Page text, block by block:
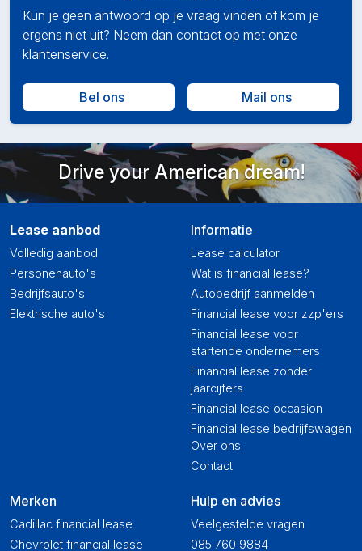
Kun je geen antwoord op je vraag vinden of kom je
ergens niet uit? Neem dan contact op met onze
klantenservice.
Bel ons Mail ons
Drive your American dream!
Lease aanbod
Volledig aanbod
Personenauto's
Bedrijfsauto's
Elektrische auto's
Merken
Cadillac financial lease
Chevrolet financial lease
Informatie
Lease calculator
Wat is financial lease?
Autobedrijf aanmelden
Financial lease voor zzp'ers
Financial lease voor
startende ondernemers
Financial lease zonder
jaarcijfers
Financial lease occasion
Financial lease bedrijfswagen
Over ons
Contact
Hulp en advies
Veelgestelde vragen
085 760 9884